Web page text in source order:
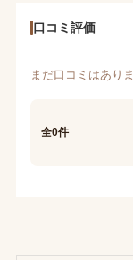
口コミ評価
まだ口コミはあり
全0件